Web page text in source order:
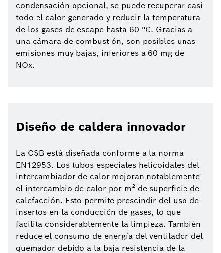
condensación opcional, se puede recuperar casi
todo el calor generado y reducir la temperatura
de los gases de escape hasta 60 °C. Gracias a
una cámara de combustión, son posibles unas
emisiones muy bajas, inferiores a 60 mg de
NOx.
Diseño de caldera innovador
La CSB está diseñada conforme a la norma
EN12953. Los tubos especiales helicoidales del
intercambiador de calor mejoran notablemente
el intercambio de calor por m² de superficie de
calefacción. Esto permite prescindir del uso de
insertos en la conducción de gases, lo que
facilita considerablemente la limpieza. También
reduce el consumo de energía del ventilador del
quemador debido a la baja resistencia de la